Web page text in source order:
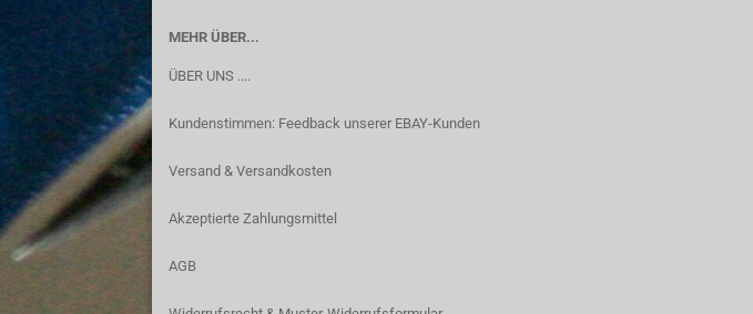
MEHR ÜBER...
ÜBER UNS ....
Kundenstimmen: Feedback unserer EBAY-Kunden
Versand & Versandkosten
Akzeptierte Zahlungsmittel
AGB